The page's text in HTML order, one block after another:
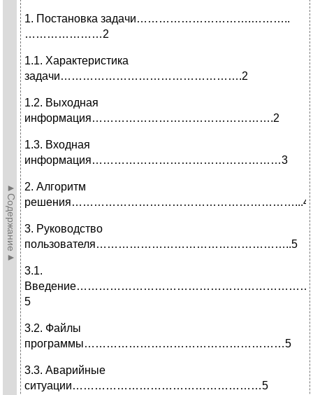
►Содержание►
1. Постановка задачи………………………….………..
…………………2
1.1. Характеристика
задачи………………………………………….2
1.2. Выходная
информация………………………………………….2
1.3. Входная
информация……………………………………………3
2. Алгоритм
решения……………………………………………………...4
3. Руководство
пользователя……………………………………………..5
3.1.
5
3.2. Файлы
программы………………………………………………5
3.3. Аварийные
ситуации……………………………………………5